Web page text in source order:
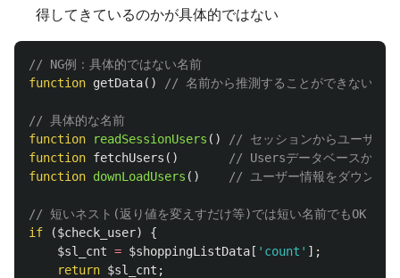
得してきているのかが具体的ではない
// NG例：具体的ではない名前
function getData() // 名前から推測することができない
// 具体的な名前
function
readSessionUsers ()
// セッションからユーザー
function fetchUsers ()
// Usersデータベースから
function downLoadUsers () // ユーザー情報をダウンロ
// 短いネスト(返り値を変えすだけ等)では短い名前でもOK
if
($check_user)
{
$sl_cnt = $shoppingListData [ 'count' ];
return $sl_cnt ;